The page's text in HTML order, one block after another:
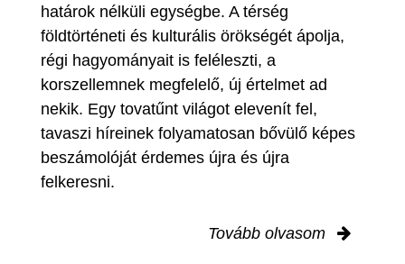
határok nélküli egységbe. A térség
földtörténeti és kulturális örökségét ápolja,
régi hagyományait is feléleszti, a
korszellemnek megfelelő, új értelmet ad
nekik. Egy tovatűnt világot elevenít fel,
tavaszi híreinek folyamatosan bővülő képes
beszámolóját érdemes újra és újra
felkeresni.
Tovább olvasom